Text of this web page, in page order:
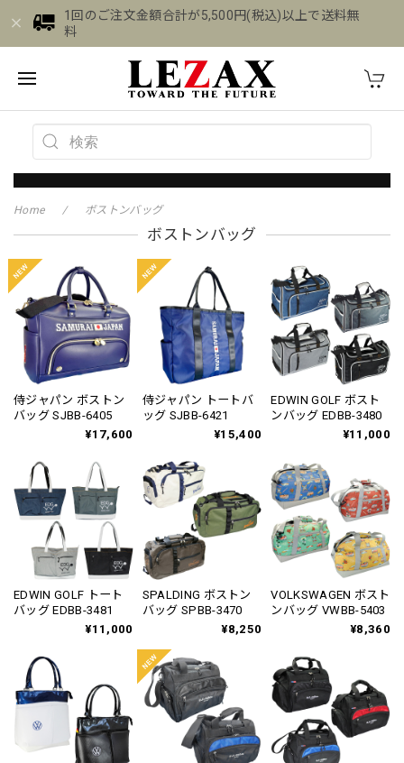
1回のご注文金額合計が5,500円(税込)以上で送料無
料
Home ボストンバッグ
ボストンバッグ
侍ジャパン ボストン
バッグ SJBB-6405
¥17,600
侍ジャパン トートバ
ッグ SJBB-6421
¥15,400
EDWIN GOLF ボスト
ンバッグ EDBB-3480
¥11,000
EDWIN GOLF トート
バッグ EDBB-3481
¥11,000
SPALDING ボストン
バッグ SPBB-3470
¥8,250
VOLKSWAGEN ボスト
ンバッグ VWBB-5403
¥8,360